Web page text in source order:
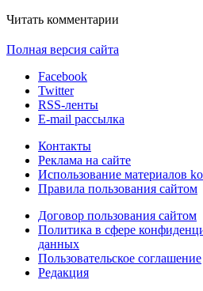
Читать комментарии
Полная версия сайта
Facebook
Twitter
RSS-ленты
E-mail рассылка
Контакты
Реклама на сайте
Использование материалов
Правила пользования сайтом
Договор пользования сайтом
Политика в сфере
данных
Пользовательское соглашение
Редакция